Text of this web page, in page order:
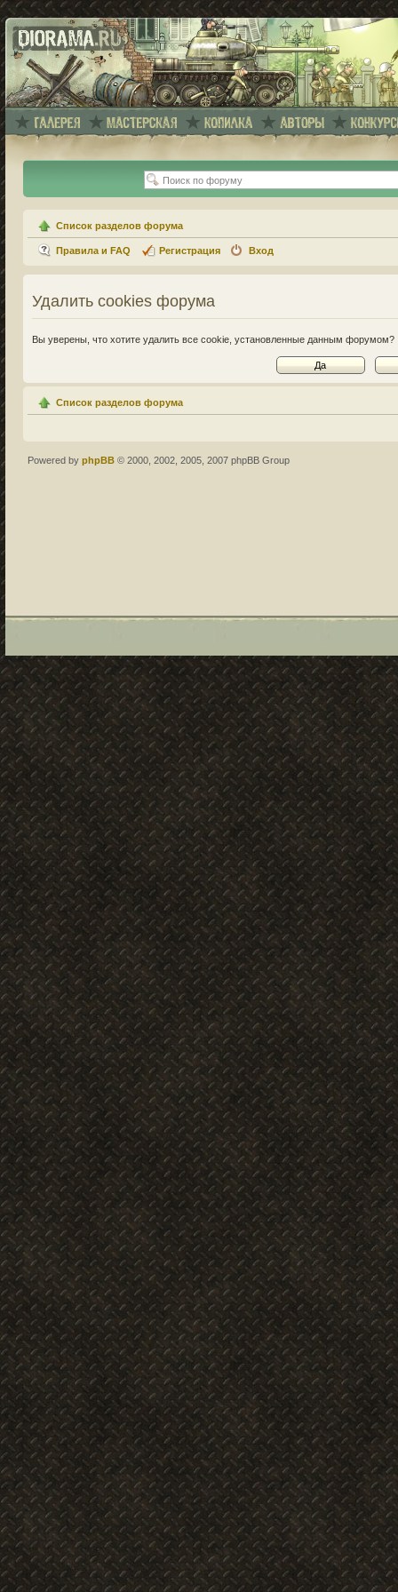
Список разделов форума
Правила и FAQ Регистрация Вход
Удалить cookies форума
Вы уверены, что хотите удалить все cookie, установленные данным форумом?
Список разделов форума
Powered by phpBB © 2000, 2002, 2005, 2007 phpBB Group